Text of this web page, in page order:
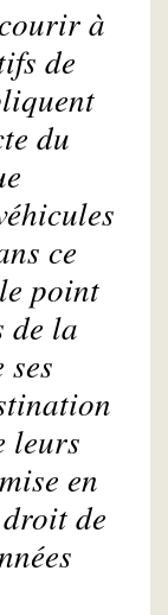
à
de
du
ce
point
de la
leurs
en
de